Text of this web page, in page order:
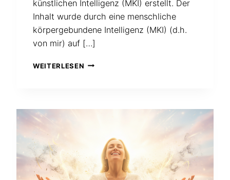
künstlichen Intelligenz (MKI) erstellt. Der
Inhalt wurde durch eine menschliche
körpergebundene Intelligenz (MKI) (d.h.
von mir) auf […]
WEITERLESEN PODCAST